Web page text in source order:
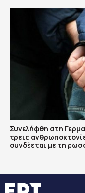
Συνελήφθη στη
τρεις
συνδέεται με τη